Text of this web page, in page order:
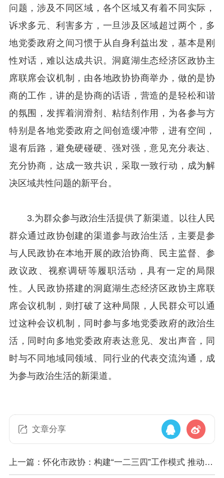
问题，涉及不同区域，各个区域又有着不同实际，
诉求多元、利害多方，一旦涉及区域超过两个，多
地党委政府之间习惯于从自身利益出发，基本是刚
性对话，难以达成共识。洞庭湖生态经济区政协主
席联席会议机制，由各地政协协商举办，做的是协
商的工作，讲的是协商的话语，营造的是轻松和谐
的氛围，发挥着润滑剂、粘结剂作用，为各参与方
特别是各地党委政府之间创造缓冲带，进有空间，
退有后路，避免硬碰硬、强对强，意见充分表达、
充分协商，达成一致共识，采取一致行动，成为解
决区域共性问题的新平台。
3.为群众参与政治生活提供了新渠道。以往人民
群众通过政协创建的渠道参与政治生活，主要是参
与人民政协在本地开展的政治协商、民主监督、参
政议政、视察调研等履职活动，具有一定的局限
性。人民政协搭建的洞庭湖生态经济区政协主席联
席会议机制，则打破了这种局限，人民群众可以通
过这种会议机制，同时参与多地党委政府的政治生
活，同时向多地党委政府表达意见、发出声音，同
时与不同地域同领域、同行业的代表交流沟通，成
为参与政治生活的新渠道。
文章分享
上一篇：怀化市政协：构建“一二三四”工作模式 推动政
协党建与履职深度融合提质增效